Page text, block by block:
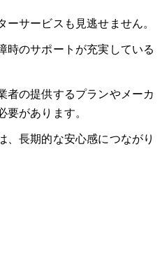
サービスも見逃せません。
時のサポートが充実している
者の提供するプランやメーカ
要があります。
、長期的な安心感につながり